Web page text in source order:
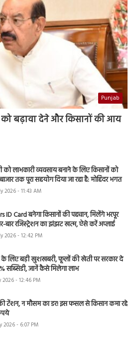
Punjab
बढ़ावा देने और किसानों की आय
को लाभकारी व्यवसाय बनाने के लिए किसानों को
तक पूरा सहयोग दिया जा रहा है: मोहिंदर भगत
2026 - 11:43 AM
ID Card बनेगा किसानों की पहचान, मिलेंगे भरपूर
बार रजिस्ट्रेशन का झंझट खत्म, ऐसे करें अप्लाई
2026 - 12:42 PM
के लिए बड़ी खुशखबरी, फूलों की खेती पर सरकार दे
सब्सिडी, जानें कैसे मिलेगा लाभ
2026 - 12:46 PM
टेंशन, न मौसम का डर! इस फसल से किसान कमा रहे
2026 - 6:07 PM